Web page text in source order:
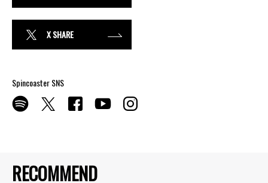
RECOMMEND
X SHARE
Spincoaster SNS